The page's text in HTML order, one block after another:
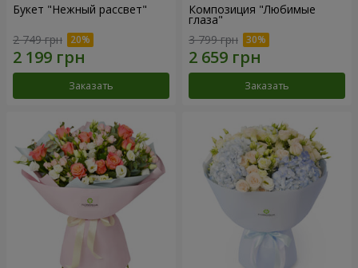
Букет "Нежный рассвет"
2 749 грн
Заказать
Композиция "Любимые
глаза"
3 799 грн
Заказать